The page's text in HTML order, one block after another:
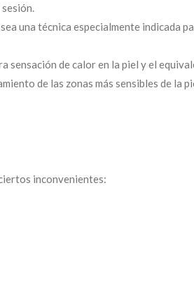
una técnica especialmente indicada
de calor en la piel y el
de las zonas más sensibles de la
inconvenientes: